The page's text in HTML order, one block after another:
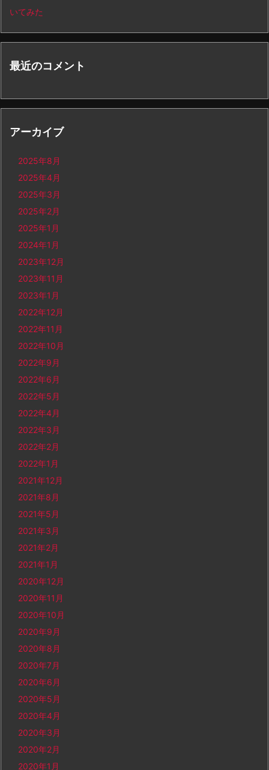
いてみた
最近のコメント
アーカイブ
2025年8月
2025年4月
2025年3月
2025年2月
2025年1月
2024年1月
2023年12月
2023年11月
2023年1月
2022年12月
2022年11月
2022年10月
2022年9月
2022年6月
2022年5月
2022年4月
2022年3月
2022年2月
2022年1月
2021年12月
2021年8月
2021年5月
2021年3月
2021年2月
2021年1月
2020年12月
2020年11月
2020年10月
2020年9月
2020年8月
2020年7月
2020年6月
2020年5月
2020年4月
2020年3月
2020年2月
2020年1月